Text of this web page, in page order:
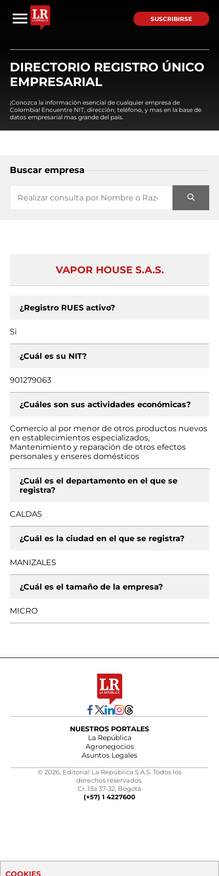
SUSCRIBIRSE
DIRECTORIO REGISTRO ÚNICO
EMPRESARIAL
¡Conozca la información esencial de cualquier empresa de
Colombia! Encuentre NIT, dirección, teléfono, y mas en la base de
datos empresarial mas grande del país.
Buscar empresa
VAPOR HOUSE S.A.S.
¿Registro RUES activo?
Si
¿Cuál es su NIT?
901279063
¿Cuáles son sus actividades económicas?
Comercio al por menor de otros productos nuevos
en establecimientos especializados,
Mantenimiento y reparación de otros efectos
personales y enseres domésticos
¿Cuál es el departamento en el que se
registra?
CALDAS
¿Cuál es la ciudad en el que se registra?
MANIZALES
¿Cuál es el tamaño de la empresa?
MICRO
NUESTROS PORTALES
La República
Agronegocios
Asuntos Legales
© 2026, Editorial La República S.A.S. Todos los
derechos reservados.
Cr. 13a 37-32, Bogotá
(+57) 1 4227600
COOKIES